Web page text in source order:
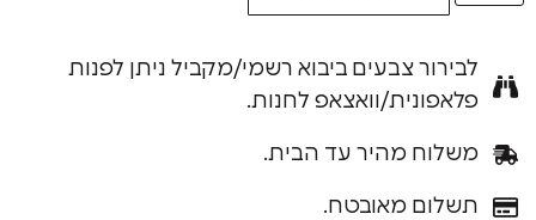
צבעים ביבוא רשמי/מקביל ניתן לפנות
וואצאפ לחנות.
מהיר עד הבית.
מאובטח.